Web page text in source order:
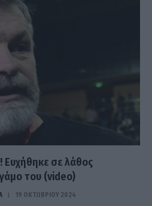
Ευχήθηκε σε λάθος
του (video)
19 ΟΚΤΩΒΡΊΟΥ 2024